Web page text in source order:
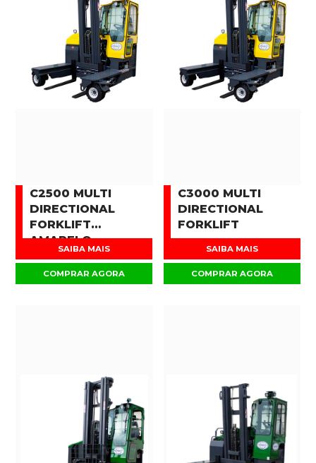
C2500 MULTI
DIRECTIONAL
FORKLIFT
AMARELO
SAIBA MAIS
COMPRAR AGORA
C3000 MULTI
DIRECTIONAL
FORKLIFT
SAIBA MAIS
COMPRAR AGORA